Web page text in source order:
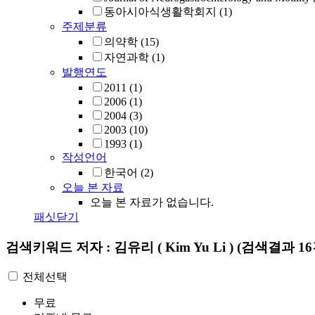
동아시아식생활학회지 (1)
주제분류
의약학 (15)
자연과학 (1)
발행연도
2011 (1)
2006 (1)
2004 (3)
2003 (10)
1993 (1)
작성언어
한국어 (2)
오늘 본 자료
오늘 본 자료가 없습니다.
패싯닫기
검색키워드 저자 : 김유리 ( Kim Yu Li ) (검색결과 16
전체선택
무료